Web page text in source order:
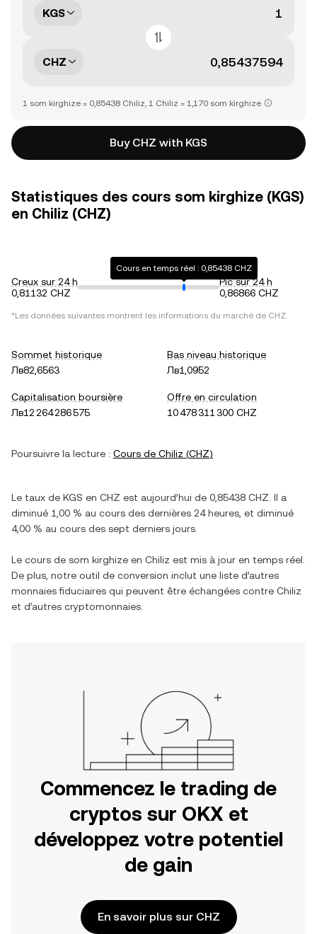
KGS
CHZ
1 som kirghize = 0,85438 Chiliz, 1 Chiliz = 1,170 som kirghize
Buy CHZ with KGS
Statistiques des cours som kirghize (KGS)
en Chiliz (CHZ)
Creux sur 24 h
0,81132 CHZ
Cours en temps réel : 0,85438 CHZ
Pic sur 24 h
0,86866 CHZ
*Les données suivantes montrent les informations du marché de CHZ.
Sommet historique
Лв82,6563
Bas niveau historique
Лв1,0952
Capitalisation boursière
Лв12 264 286 575
Offre en circulation
10 478 311 300 CHZ
Poursuivre la lecture : Cours de Chiliz (CHZ)
Le taux de KGS en CHZ est aujourd’hui de 0,85438 CHZ . Il a
diminué 1,00 % au cours des dernières 24 heures, et diminué
4,00 % au cours des sept derniers jours.
Le cours de som kirghize en Chiliz est mis à jour en temps réel.
De plus, notre outil de conversion inclut une liste d’autres
monnaies fiduciaires qui peuvent être échangées contre Chiliz
et d’autres cryptomonnaies.
Commencez le trading de
cryptos sur OKX et
développez votre potentiel
de gain
En savoir plus sur CHZ